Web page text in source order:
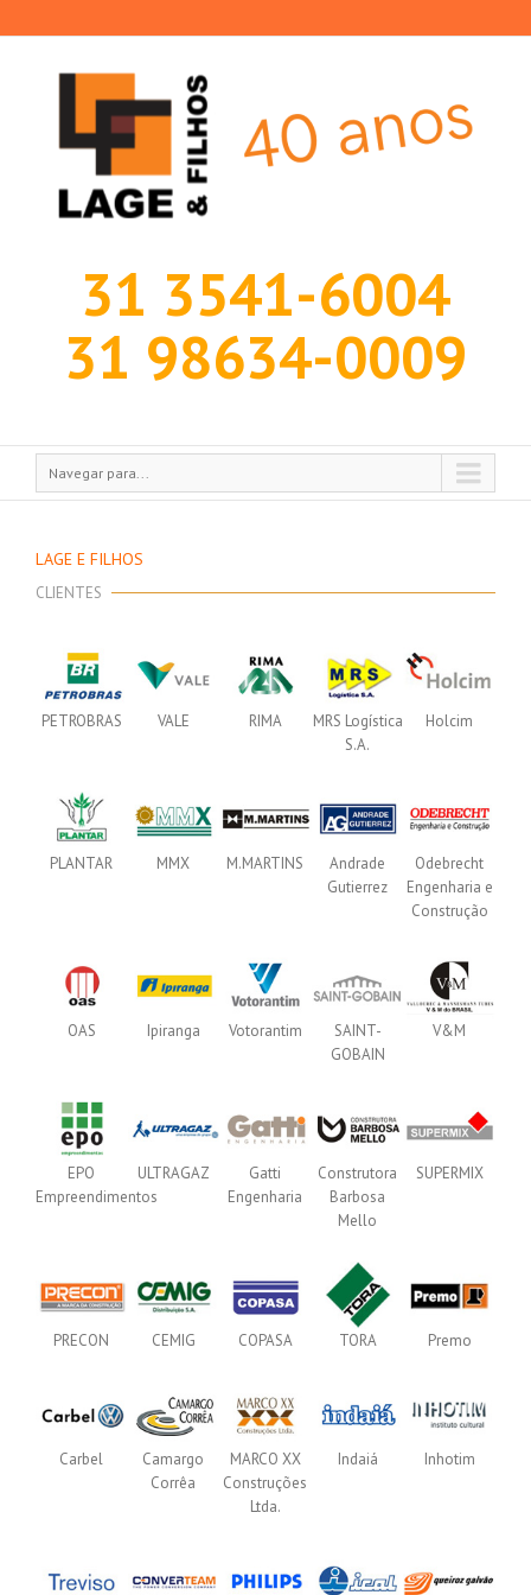
31 3541-6004
31 98634-0009
Navegar para...
LAGE E FILHOS
CLIENTES
PETROBRAS VALE RIMA
MRS Logística
S.A.
Holcim
PLANTAR MMX M.MARTINS
Andrade
Gutierrez
Odebrecht
Engenharia e
Construção
OAS Ipiranga Votorantim
SAINT-
GOBAIN
V&M
EPO
Empreendimentos
ULTRAGAZ
Gatti
Engenharia
Construtora
Barbosa
Mello
SUPERMIX
PRECON CEMIG COPASA TORA Premo
Carbel
Camargo
Corrêa
MARCO XX
Construções
Ltda.
Indaiá Inhotim